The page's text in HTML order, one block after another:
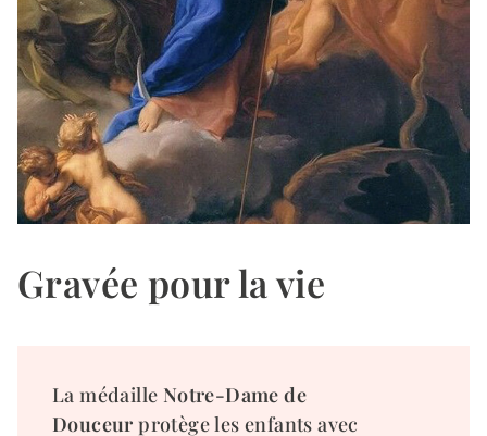
Gravée pour la vie
La médaille Notre-Dame de
Douceur protège les enfants avec